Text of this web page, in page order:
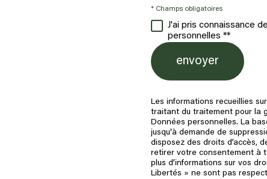
* Champs obligatoires
J'ai pris connaissance
personnelles **
envoyer
Les informations recueillies
traitant du traitement pour la
Données personnelles. La
jusqu'à demande de
disposez des droits d’accès,
retirer votre consentement à
plus d’informations sur vos
Libertés » ne sont pas